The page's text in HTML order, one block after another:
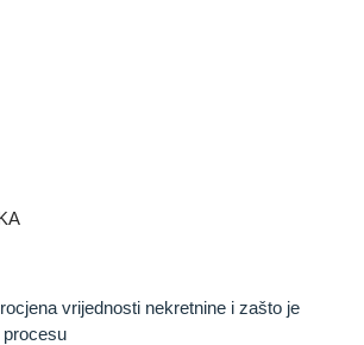
vrijednosti nekretnine i zašto je